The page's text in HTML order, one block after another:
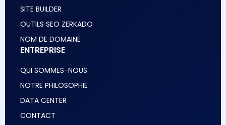
SITE BUILDER
OUTILS SEO ZERKADO
NOM DE DOMAINE
ENTREPRISE
QUI SOMMES-NOUS
NOTRE PHILOSOPHIE
DATA CENTER
CONTACT